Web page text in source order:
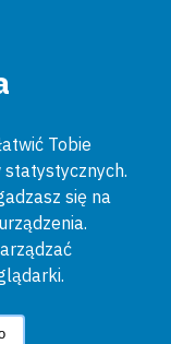
Tobie
statystycznych.
się na